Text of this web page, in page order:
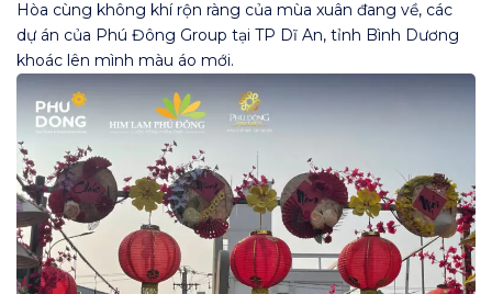
Hòa cùng không khí rộn ràng của mùa xuân đang về, các
dự án của Phú Đông Group tại TP Dĩ An, tỉnh Bình Dương
khoác lên mình màu áo mới.